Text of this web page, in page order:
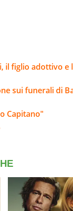
il figlio adottivo e
sui funerali di
Capitano"